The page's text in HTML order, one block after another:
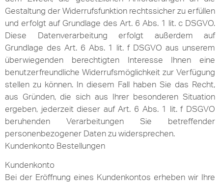
Gestaltung der Widerrufsfunktion rechtssicher zu erfüllen
und erfolgt auf Grundlage des Art. 6 Abs. 1 lit. c DSGVO.
Diese Datenverarbeitung erfolgt außerdem auf
Grundlage des Art. 6 Abs. 1 lit. f DSGVO aus unserem
überwiegenden berechtigten Interesse Ihnen eine
benutzerfreundliche Widerrufsmöglichkeit zur Verfügung
stellen zu können. In diesem Fall haben Sie das Recht,
aus Gründen, die sich aus Ihrer besonderen Situation
ergeben, jederzeit dieser auf Art. 6 Abs. 1 lit. f DSGVO
beruhenden Verarbeitungen Sie betreffender
personenbezogener Daten zu widersprechen.
Kundenkonto Bestellungen
Kundenkonto
Bei der Eröffnung eines Kundenkontos erheben wir Ihre